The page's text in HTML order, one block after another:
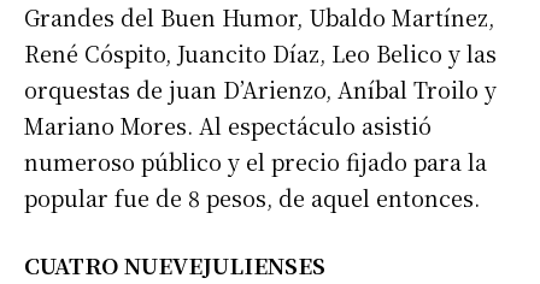
Grandes del Buen Humor, Ubaldo Martínez,
René Cóspito, Juancito Díaz, Leo Belico y las
orquestas de juan D’Arienzo, Aníbal Troilo y
Mariano Mores. Al espectáculo asistió
numeroso público y el precio fijado para la
popular fue de 8 pesos, de aquel entonces.
CUATRO NUEVEJULIENSES